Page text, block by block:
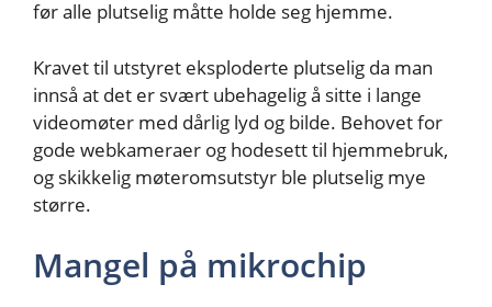
før alle plutselig måtte holde seg hjemme.
Kravet til utstyret eksploderte plutselig da man
innså at det er svært ubehagelig å sitte i lange
videomøter med dårlig lyd og bilde. Behovet for
gode webkameraer og hodesett til hjemmebruk,
og skikkelig møteromsutstyr ble plutselig mye
større.
Mangel på mikrochip